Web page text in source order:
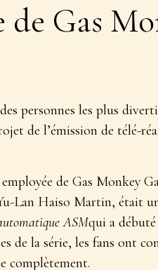
de Gas
personnes les plus
de l’émission de télé-
de Gas Monkey
Lan Haiso Martin, était
ASMqui a débuté
de la série, les fans ont
complètement.